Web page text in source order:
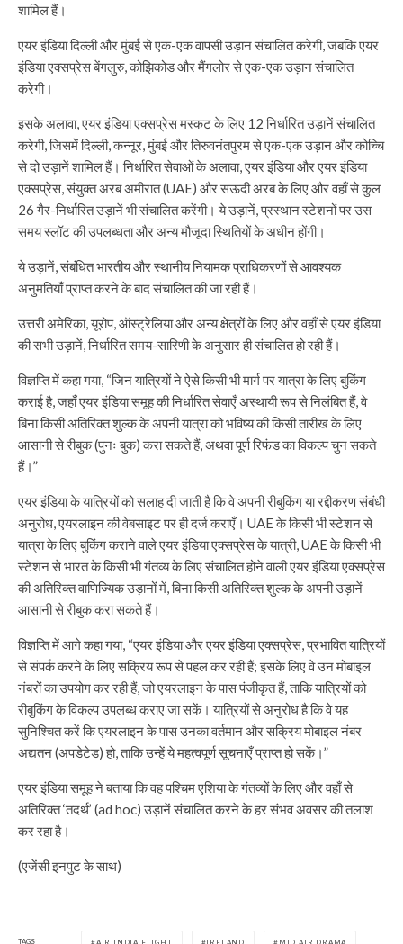
शामिल हैं।
एयर इंडिया दिल्ली और मुंबई से एक-एक वापसी उड़ान संचालित करेगी, जबकि एयर
इंडिया एक्सप्रेस बेंगलुरु, कोझिकोड और मैंगलोर से एक-एक उड़ान संचालित
करेगी।
इसके अलावा, एयर इंडिया एक्सप्रेस मस्कट के लिए 12 निर्धारित उड़ानें संचालित
करेगी, जिसमें दिल्ली, कन्नूर, मुंबई और तिरुवनंतपुरम से एक-एक उड़ान और कोच्चि
से दो उड़ानें शामिल हैं। निर्धारित सेवाओं के अलावा, एयर इंडिया और एयर इंडिया
एक्सप्रेस, संयुक्त अरब अमीरात (UAE) और सऊदी अरब के लिए और वहाँ से कुल
26 गैर-निर्धारित उड़ानें भी संचालित करेंगी। ये उड़ानें, प्रस्थान स्टेशनों पर उस
समय स्लॉट की उपलब्धता और अन्य मौजूदा स्थितियों के अधीन होंगी।
ये उड़ानें, संबंधित भारतीय और स्थानीय नियामक प्राधिकरणों से आवश्यक
अनुमतियाँ प्राप्त करने के बाद संचालित की जा रही हैं।
उत्तरी अमेरिका, यूरोप, ऑस्ट्रेलिया और अन्य क्षेत्रों के लिए और वहाँ से एयर इंडिया
की सभी उड़ानें, निर्धारित समय-सारिणी के अनुसार ही संचालित हो रही हैं।
विज्ञप्ति में कहा गया, “जिन यात्रियों ने ऐसे किसी भी मार्ग पर यात्रा के लिए बुकिंग
कराई है, जहाँ एयर इंडिया समूह की निर्धारित सेवाएँ अस्थायी रूप से निलंबित हैं, वे
बिना किसी अतिरिक्त शुल्क के अपनी यात्रा को भविष्य की किसी तारीख के लिए
आसानी से रीबुक (पुनः बुक) करा सकते हैं, अथवा पूर्ण रिफंड का विकल्प चुन सकते
हैं।”
एयर इंडिया के यात्रियों को सलाह दी जाती है कि वे अपनी रीबुकिंग या रद्दीकरण संबंधी
अनुरोध, एयरलाइन की वेबसाइट पर ही दर्ज कराएँ। UAE के किसी भी स्टेशन से
यात्रा के लिए बुकिंग कराने वाले एयर इंडिया एक्सप्रेस के यात्री, UAE के किसी भी
स्टेशन से भारत के किसी भी गंतव्य के लिए संचालित होने वाली एयर इंडिया एक्सप्रेस
की अतिरिक्त वाणिज्यिक उड़ानों में, बिना किसी अतिरिक्त शुल्क के अपनी उड़ानें
आसानी से रीबुक करा सकते हैं।
विज्ञप्ति में आगे कहा गया, “एयर इंडिया और एयर इंडिया एक्सप्रेस, प्रभावित यात्रियों
से संपर्क करने के लिए सक्रिय रूप से पहल कर रही हैं; इसके लिए वे उन मोबाइल
नंबरों का उपयोग कर रही हैं, जो एयरलाइन के पास पंजीकृत हैं, ताकि यात्रियों को
रीबुकिंग के विकल्प उपलब्ध कराए जा सकें। यात्रियों से अनुरोध है कि वे यह
सुनिश्चित करें कि एयरलाइन के पास उनका वर्तमान और सक्रिय मोबाइल नंबर
अद्यतन (अपडेटेड) हो, ताकि उन्हें ये महत्वपूर्ण सूचनाएँ प्राप्त हो सकें।”
एयर इंडिया समूह ने बताया कि वह पश्चिम एशिया के गंतव्यों के लिए और वहाँ से
अतिरिक्त ‘तदर्थ’ (ad hoc) उड़ानें संचालित करने के हर संभव अवसर की तलाश
कर रहा है।
(एजेंसी इनपुट के साथ)
TAGS AIR INDIA FLIGHT IRELAND MID AIR DRAMA